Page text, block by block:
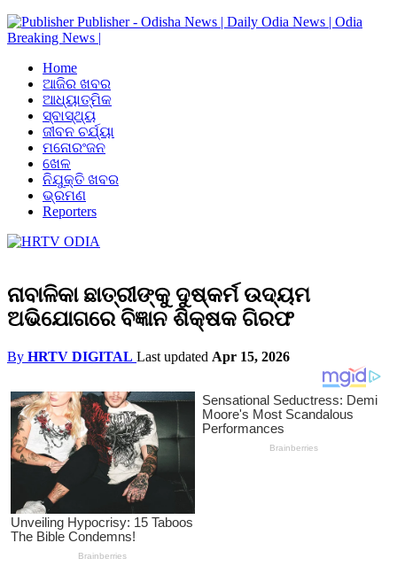
Publisher - Odisha News | Daily Odia News | Odia
Breaking News |
Home
ଆଜିର ଖବର
ଆଧ୍ୟାତ୍ମିକ
ସ୍ବାସ୍ଥ୍ୟ
ଜୀବନ ଚର୍ଯ୍ୟା
ମନୋରଂଜନ
ଖେଳ
ନିଯୁକ୍ତି ଖବର
ଭ୍ରମଣ
Reporters
ନାବାଳିକା ଛାତ୍ରୀଙ୍କୁ ଦୁଷ୍କର୍ମ ଉଦ୍ୟମ
ଅଭିଯୋଗରେ ବିଜ୍ଞାନ ଶିକ୍ଷକ ଗିରଫ
By HRTV DIGITAL Last updated Apr 15, 2026